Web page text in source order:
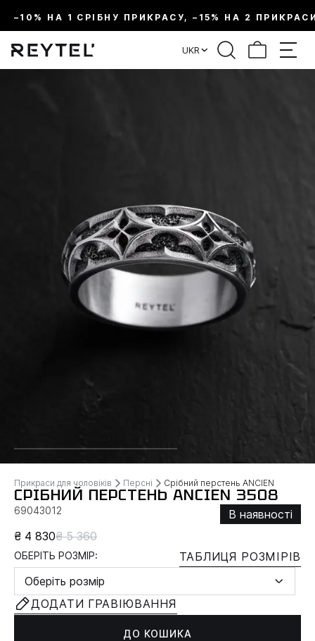
–10% НА 1 СРІБНУ ПРИКРАСУ, –15% НА 2
UKR
Прикраси для чоловіків Персні Срібний перстень ANCIEN
СРІБНИЙ ПЕРСТЕНЬ ANCIEN 3508
69043012
В наявності
₴ 4 830₴ 5 360
ОБЕРІТЬ РОЗМІР:
ТАБЛИЦЯ РОЗМІРІВ
Оберіть розмір
ДОДАТИ ГРАВІЮВАННЯ
ДО КОШИКА